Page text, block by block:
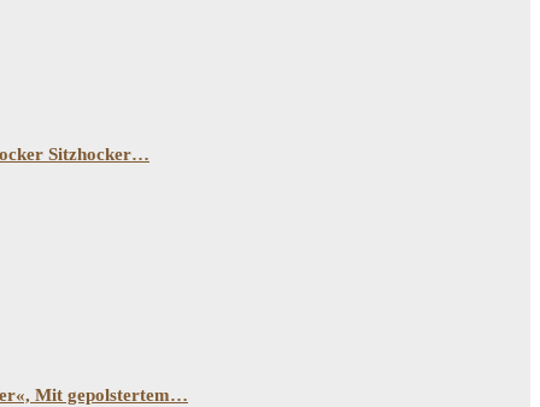
Sitzhocker…
Mit gepolstertem…